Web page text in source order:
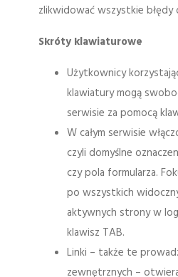
zlikwidować wszystkie
Skróty klawiaturowe
Użytkownicy
klawiatury mogą
serwisie za pomocą
W całym serwisie
czyli domyślne
czy pola formularza.
po wszystkich
aktywnych strony w
klawisz TAB.
Linki – także te
zewnętrznych –